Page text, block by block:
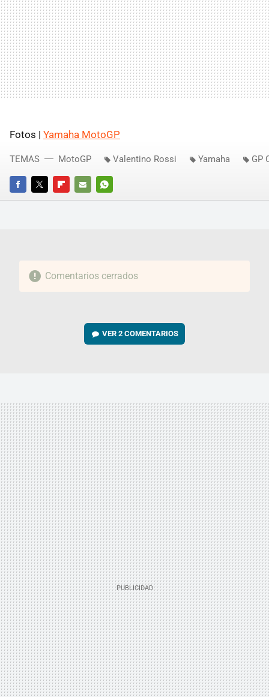
Fotos | Yamaha MotoGP
FACEBOOKTWITTERFLIPBOARD
E-
WHATSAPP
TEMAS MotoGP Valentino Rossi Yamaha GP
Comentarios cerrados
VER2 COMENTARIOS